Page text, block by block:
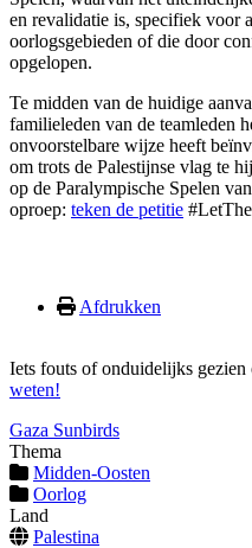
en revalidatie is, specifiek voor
oorlogsgebieden of die door
opgelopen.
Te midden van de huidige
familieleden van de teamleden
onvoorstelbare wijze heeft
om trots de Palestijnse vlag te
op de Paralympische Spelen
oproep: teken de petitie
Afdrukken
Iets fouts of onduidelijks gezien
weten!
Gaza Sunbirds
Thema
Midden-Oosten
Oorlog
Land
Palestina